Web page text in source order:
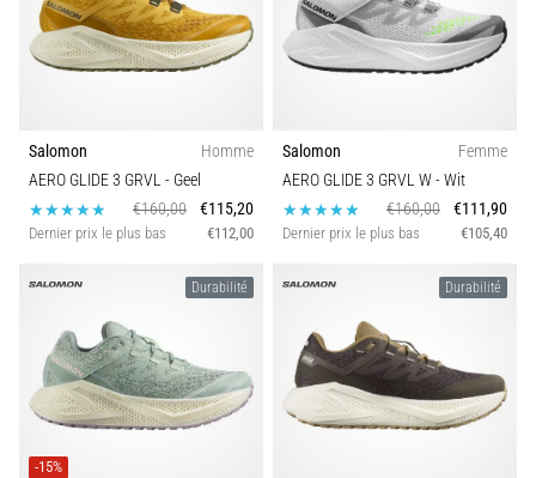
Salomon
Homme
AERO GLIDE 3 GRVL - Geel
€160,00
€115,20
Dernier prix le plus bas €112,00
Salomon
Femme
AERO GLIDE 3 GRVL W- Wit
€160,00
€111,90
Dernier prix le plus bas €105,40
Durabilité
-15%
Durabilité